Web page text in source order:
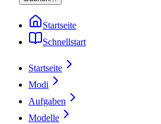
Startseite
Schnellstart
Startseite
Modi
Aufgaben
Modelle